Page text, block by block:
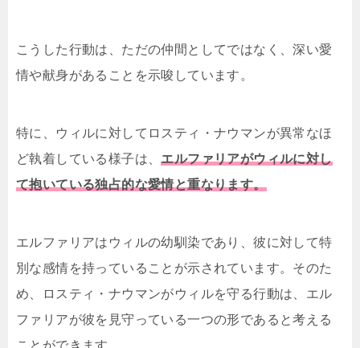
こうした行動は、ただの仲間としてではなく、深い愛
情や献身があることを示唆しています。
特に、ウィルに対してロスティ・ナウマンが異常なほ
ど執着している様子は、エルファリアがウィルに対し
て抱いている独占的な愛情と重なります。
エルファリアはウィルの幼馴染であり、彼に対して特
別な感情を持っていることが示されています。そのた
め、ロスティ・ナウマンがウィルを守る行動は、エル
ファリアが彼を見守っている一つの形であると考える